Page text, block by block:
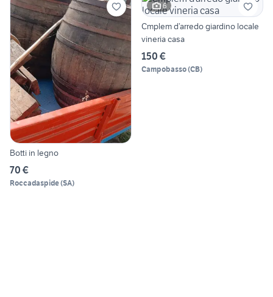
Botti in legno
70 €
Roccadaspide(SA)
6
Cmplem d’arredo giardino locale
vineria casa
150 €
Campobasso(CB)